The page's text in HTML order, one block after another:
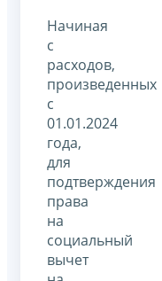
Начиная
с
расходов,
произведенных
с
01.01.2024
года,
для
подтверждения
права
на
социальный
вычет